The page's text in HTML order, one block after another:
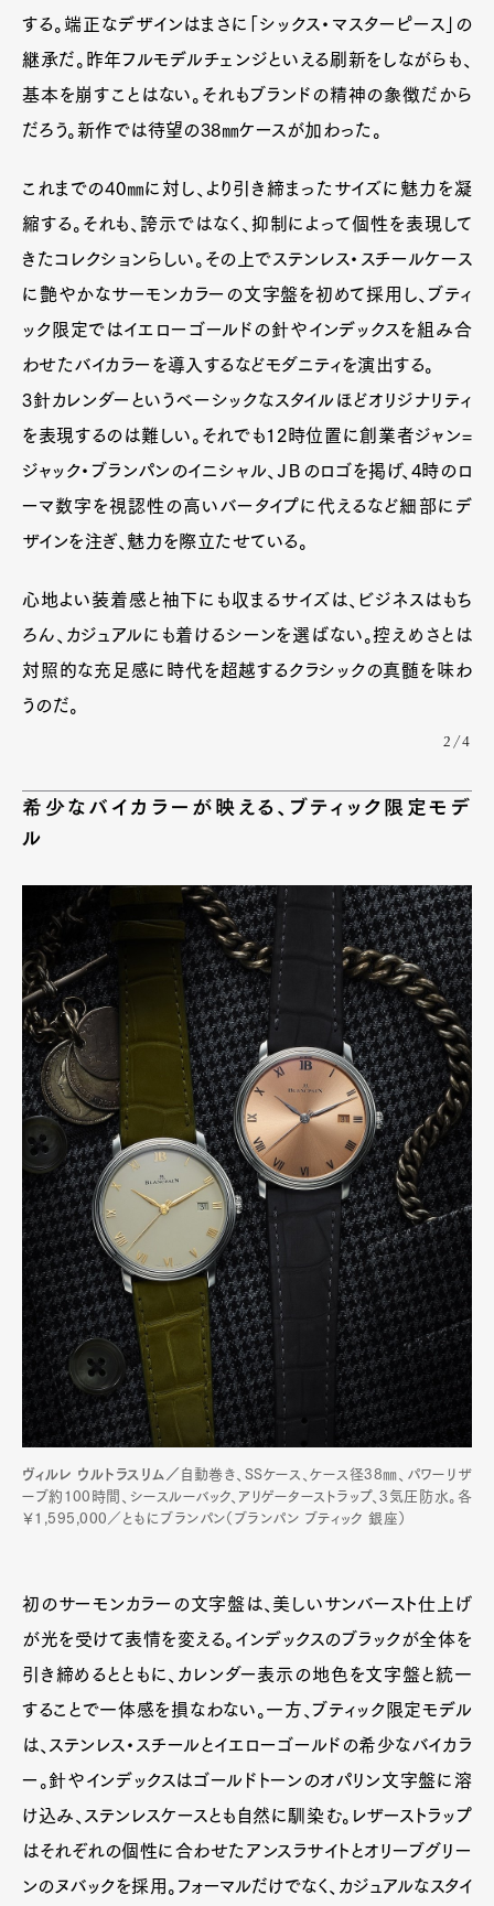
Art&Design Watch Fashion
GourmetCars
ProductCultureLifestyle
Official Columnist
About
Contact
Pen Meet
Pen international Pen tw
する。端正なデザインはまさに「シックス・マスターピース」の
継承だ。昨年フルモデルチェンジといえる刷新をしながらも、
基本を崩すことはない。それもブランドの精神の象徴だから
だろう。新作では待望の38㎜ケースが加わった。
これまでの40㎜に対し、より引き締まったサイズに魅力を凝
縮する。それも、誇示ではなく、抑制によって個性を表現して
きたコレクションらしい。その上でステンレス・スチールケース
に艶やかなサーモンカラーの文字盤を初めて採用し、ブティ
ック限定ではイエローゴールドの針やインデックスを組み合
わせたバイカラーを導入するなどモダニティを演出する。
3針カレンダーというベーシックなスタイルほどオリジナリティ
を表現するのは難しい。それでも12時位置に創業者ジャン=
ジャック・ブランパンのイニシャル、ＪＢのロゴを掲げ、4時のロ
ーマ数字を視認性の高いバータイプに代えるなど細部にデ
ザインを注ぎ、魅力を際立たせている。
心地よい装着感と袖下にも収まるサイズは、ビジネスはもち
ろん、カジュアルにも着けるシーンを選ばない。控えめさとは
対照的な充足感に時代を超越するクラシックの真髄を味わ
うのだ。
2/4
希少なバイカラーが映える、ブティック限定モデ
ル
ヴィルレ ウルトラスリム／ 自動巻き、SSケース、ケース径38㎜、パワーリザ
ーブ約100時間、シースルーバック、アリゲーターストラップ、3気圧防水。各
￥1,595,000／ともにブランパン（ブランパン ブティック 銀座）
初のサーモンカラーの文字盤は、美しいサンバースト仕上げ
が光を受けて表情を変える。インデックスのブラックが全体を
引き締めるとともに、カレンダー表示の地色を文字盤と統一
することで一体感を損なわない。一方、ブティック限定モデル
は、ステンレス・スチールとイエローゴールドの希少なバイカラ
ー。針やインデックスはゴールドトーンのオパリン文字盤に溶
け込み、ステンレスケースとも自然に馴染む。レザーストラップ
はそれぞれの個性に合わせたアンスラサイトとオリーブグリー
ンのヌバックを採用。フォーマルだけでなく、カジュアルなスタイ